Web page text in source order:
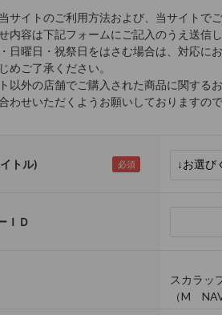
サイトのご利用方法および、当サイトで
内容は下記フォームにご記入のうえ送信し
曜日・祝祭日をはさむ場合は、対応にお
ご了承ください。
外の店舗でご購入された商品に関する
せいただくようお願いしておりますので
トル)
ＩＤ
スカラッ
（M